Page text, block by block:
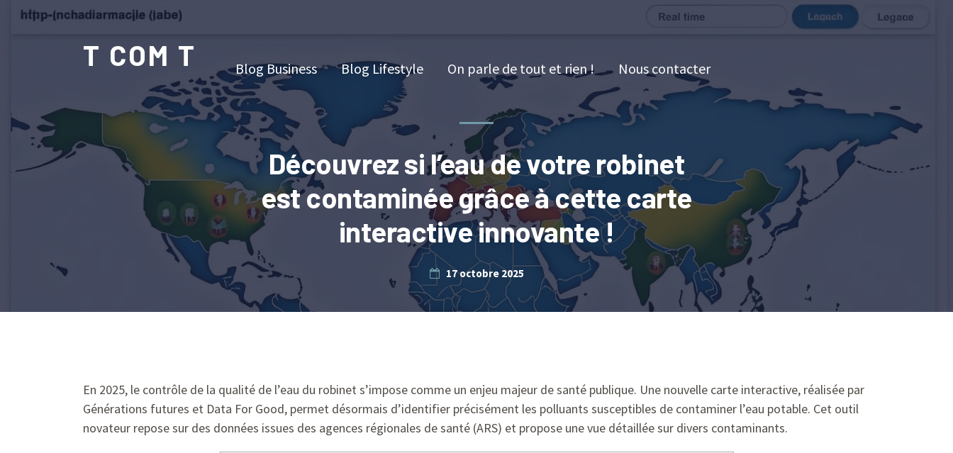
T COM T Blog Business Blog Lifestyle On parle de tout et rien ! Nous contacter
Découvrez si l’eau de votre robinet
est contaminée grâce à cette carte
interactive innovante !
17 octobre 2025
En 2025, le contrôle de la qualité de l’eau du robinet s’impose comme un enjeu majeur de santé publique. Une nouvelle carte interactive, réalisée par
Générations futures et Data For Good, permet désormais d’identifier précisément les polluants susceptibles de contaminer l’eau potable. Cet outil
novateur repose sur des données issues des agences régionales de santé (ARS) et propose une vue détaillée sur divers contaminants.